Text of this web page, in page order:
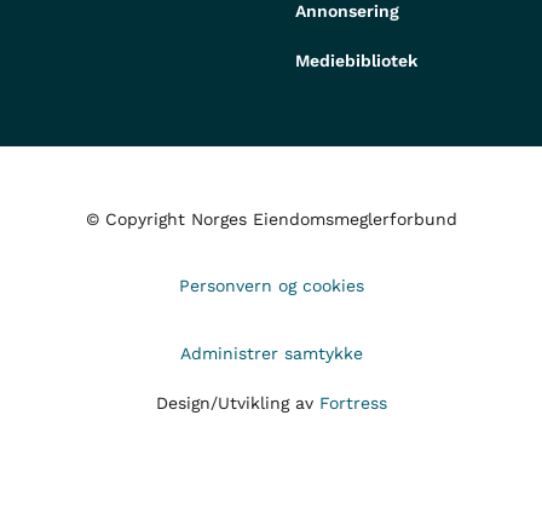
Annonsering
Mediebibliotek
© Copyright Norges Eiendomsmeglerforbund
Personvern og cookies
Administrer samtykke
Design/Utvikling av Fortress